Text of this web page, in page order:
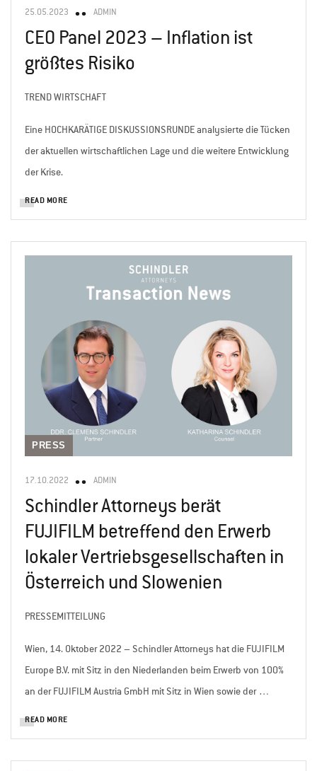
25.05.2023 ADMIN
CEO Panel 2023 – Inflation ist
größtes Risiko
TREND WIRTSCHAFT
Eine HOCHKARÄTIGE DISKUSSIONSRUNDE analysierte die Tücken
der aktuellen wirtschaftlichen Lage und die weitere Entwicklung
der Krise.
READ MORE
PRESS
17.10.2022 ADMIN
Schindler Attorneys berät
FUJIFILM betreffend den Erwerb
lokaler Vertriebsgesellschaften in
Österreich und Slowenien
PRESSEMITTEILUNG
Wien, 14. Oktober 2022 – Schindler Attorneys hat die FUJIFILM
Europe B.V. mit Sitz in den Niederlanden beim Erwerb von 100%
an der FUJIFILM Austria GmbH mit Sitz in Wien sowie der …
READ MORE